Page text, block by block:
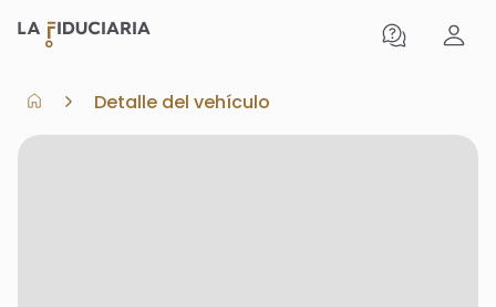
Detalle del vehículo